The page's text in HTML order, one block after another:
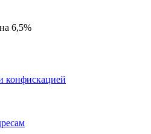
6,5%
конфискацией